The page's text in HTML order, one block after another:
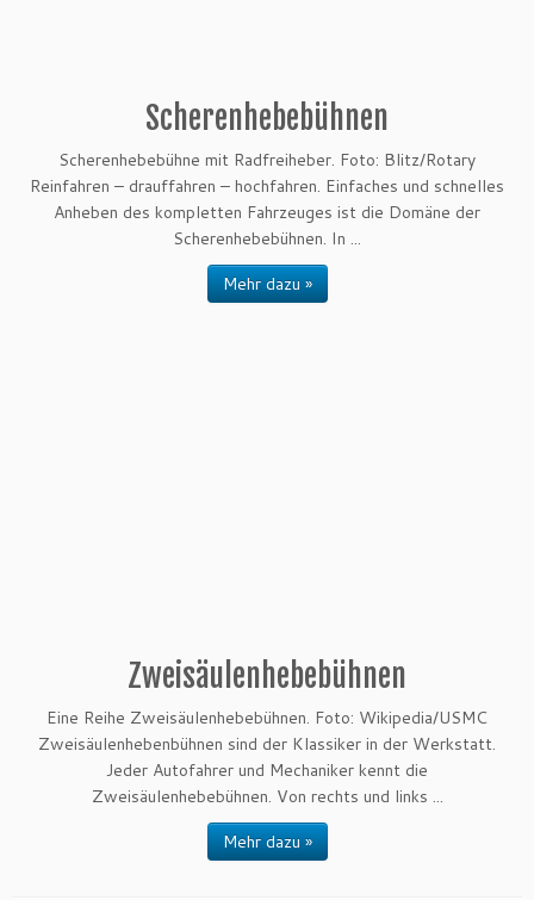
Scherenhebebühnen
Scherenhebebühne mit Radfreiheber. Foto: Blitz/Rotary
Reinfahren – drauffahren – hochfahren. Einfaches und schnelles
Anheben des kompletten Fahrzeuges ist die Domäne der
Scherenhebebühnen. In ...
Mehr dazu »
Zweisäulenhebebühnen
Eine Reihe Zweisäulenhebebühnen. Foto: Wikipedia/USMC
Zweisäulenhebenbühnen sind der Klassiker in der Werkstatt.
Jeder Autofahrer und Mechaniker kennt die
Zweisäulenhebebühnen. Von rechts und links ...
Mehr dazu »